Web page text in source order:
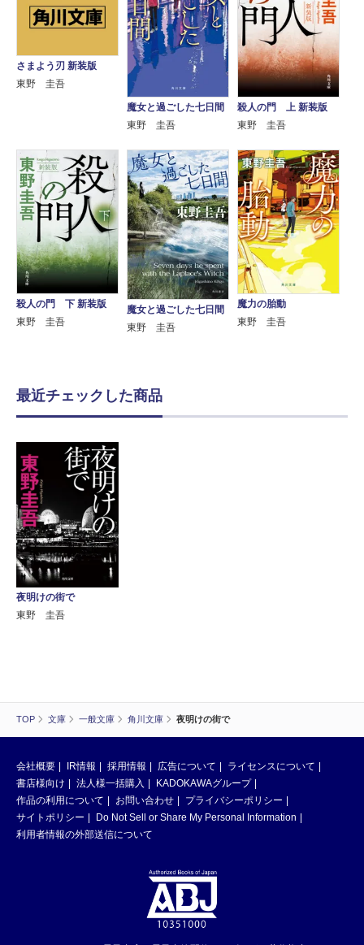
TOP 文庫 一般文庫 角川文庫 夜明けの街で
さまよう刃 新装版
東野 圭吾
魔女と過ごした七日間
東野 圭吾
殺人の門 上 新装版
東野 圭吾
殺人の門 下 新装版
東野 圭吾
魔女と過ごした七日間
東野 圭吾
魔力の胎動
東野 圭吾
最近チェックした商品
夜明けの街で
東野 圭吾
会社概要 IR情報 採用情報 広告について
ライセンスについて
書店様向け
法人様一括購入
KADOKAWAグループ
作品の利用について
お問い合わせ
プライバシーポリシー
サイトポリシー
Do Not Sell or Share My Personal Information
利用者情報の外部送信について